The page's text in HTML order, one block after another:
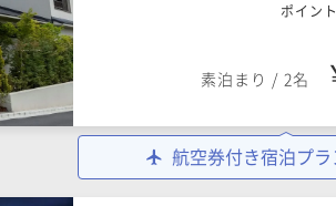
ポイン
素泊まり / 2名
航空券付き宿泊プ